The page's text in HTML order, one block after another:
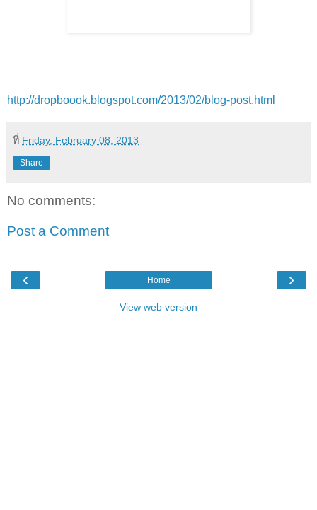
http://dropboook.blogspot.com/2013/02/blog-post.html
ที่ Friday, February 08, 2013
Share
No comments:
Post a Comment
‹ ›
Home
View web version